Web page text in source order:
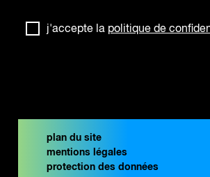
j'accepte la politique de
plan du site
mentions légales
protection des données